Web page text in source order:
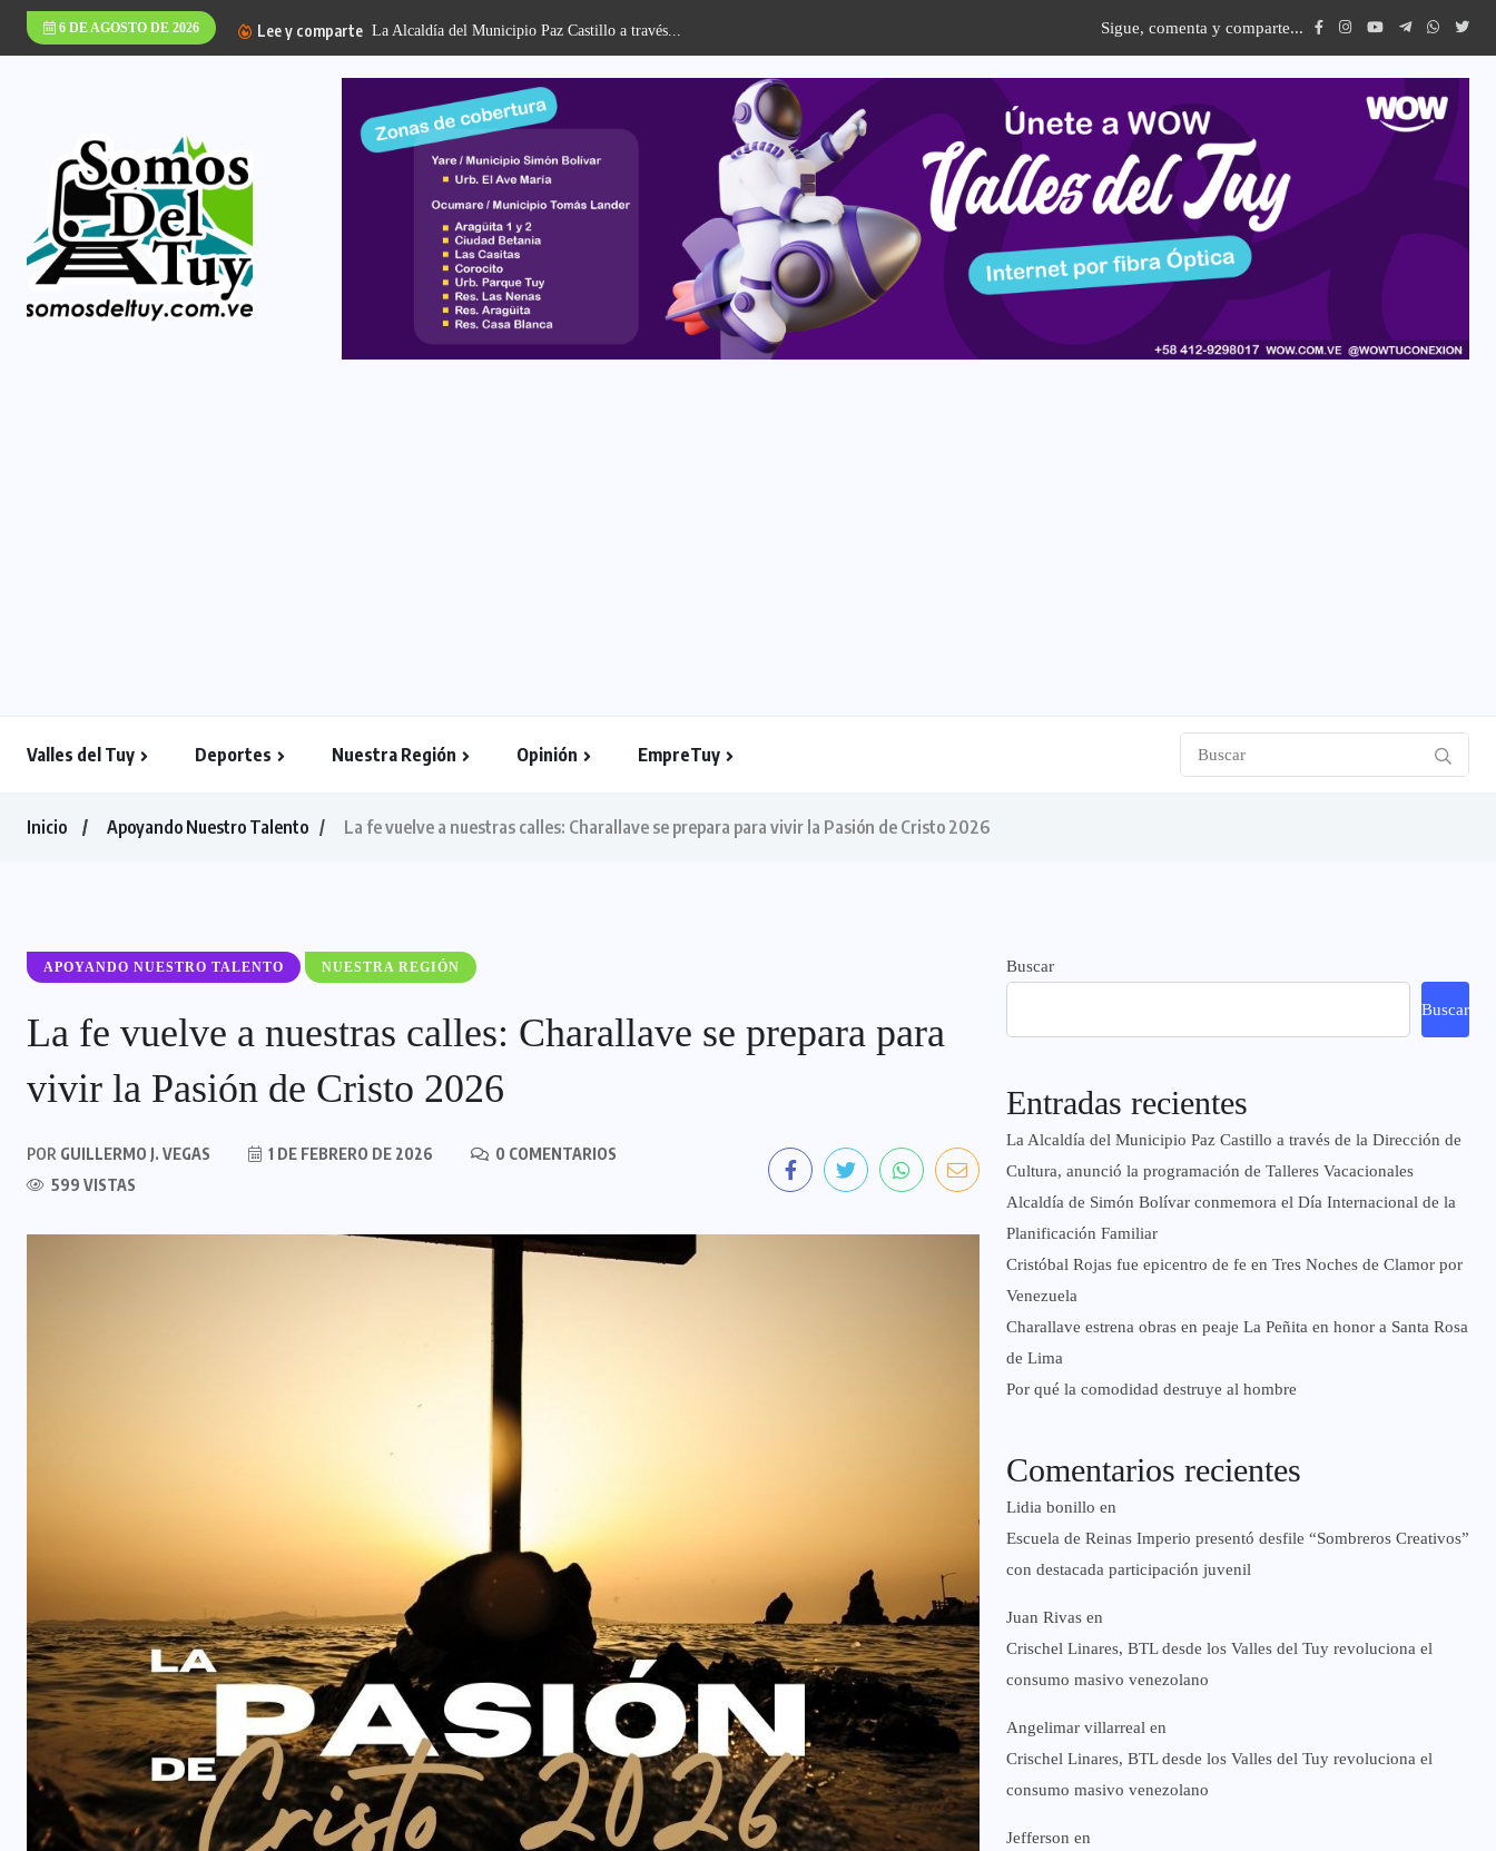
6 DE AGOSTO DE 2026 Lee y comparte Alcaldía de Simón Bolívar conmemora el Día Internacional...
Sigue, comenta y comparte...
Valles del Tuy Deportes Nuestra Región Opinión EmpreTuy
Inicio Apoyando Nuestro Talento La fe vuelve a nuestras calles: Charallave se prepara para vivir la Pasión de Cristo 2026
APOYANDO NUESTRO TALENTO NUESTRA REGIÓN
La fe vuelve a nuestras calles: Charallave se prepara para
vivir la Pasión de Cristo 2026
POR GUILLERMO J. VEGAS 1 DE FEBRERO DE 2026
0 COMENTARIOS
599 VISTAS
Buscar
Buscar
Entradas recientes
La Alcaldía del Municipio Paz Castillo a través de la Dirección de
Cultura, anunció la programación de Talleres Vacacionales
Alcaldía de Simón Bolívar conmemora el Día Internacional de la
Planificación Familiar
Cristóbal Rojas fue epicentro de fe en Tres Noches de Clamor por
Venezuela
Charallave estrena obras en peaje La Peñita en honor a Santa Rosa
de Lima
Por qué la comodidad destruye al hombre
Comentarios recientes
Lidia bonillo en
Escuela de Reinas Imperio presentó desfile “Sombreros Creativos”
con destacada participación juvenil
Juan Rivas en
Crischel Linares, BTL desde los Valles del Tuy revoluciona el
consumo masivo venezolano
Angelimar villarreal en
Crischel Linares, BTL desde los Valles del Tuy revoluciona el
consumo masivo venezolano
Jefferson en